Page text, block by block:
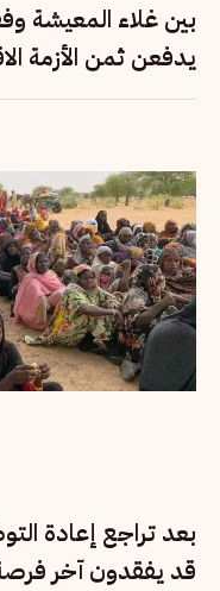
بين غلاء المعيشة
يدفعن ثمن الأزمة
بعد تراجع إعادة
قد يفقدون آخر